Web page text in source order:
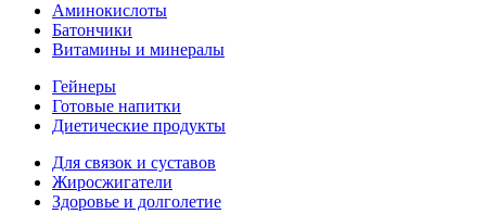
Аминокислоты
Батончики
Витамины и минералы
Гейнеры
Готовые напитки
Диетические продукты
Для связок и суставов
Жиросжигатели
Здоровье и долголетие